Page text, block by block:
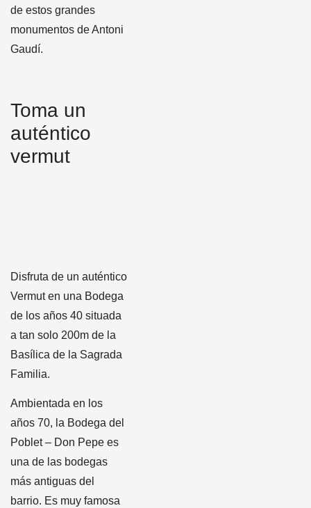
de estos grandes
monumentos de Antoni
Gaudí.
Toma un
auténtico
vermut
Disfruta de un auténtico
Vermut en una Bodega
de los años 40 situada
a tan solo 200m de la
Basílica de la Sagrada
Familia.
Ambientada en los
años 70, la Bodega del
Poblet – Don Pepe es
una de las bodegas
más antiguas del
barrio. Es muy famosa